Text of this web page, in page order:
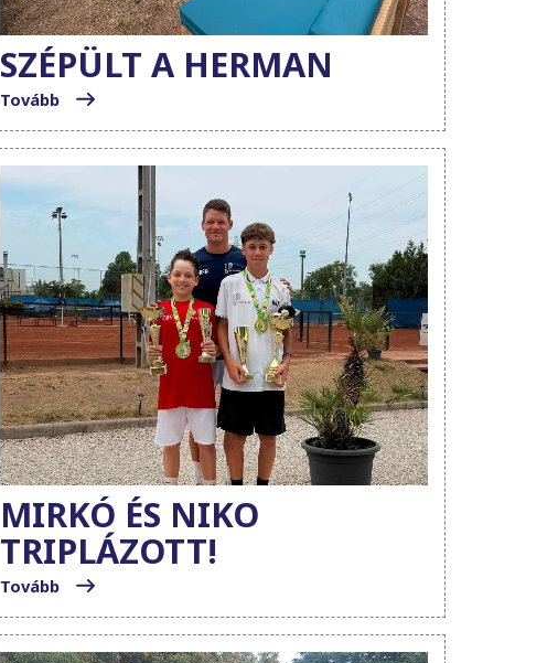
SZÉPÜLT A HERMAN
Tovább
MIRKÓ ÉS NIKO
TRIPLÁZOTT!
Tovább